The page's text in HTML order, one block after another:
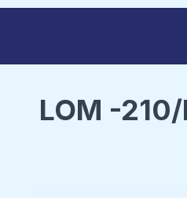
LOM -